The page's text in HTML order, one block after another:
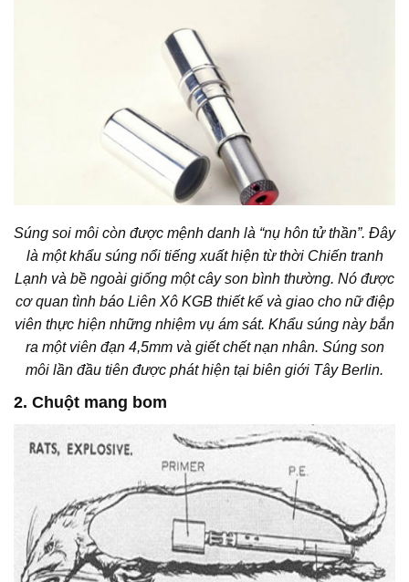
Súng soi môi còn được mệnh danh là “nụ hôn tử thần”. Đây
là một khẩu súng nổi tiếng xuất hiện từ thời Chiến tranh
Lạnh và bề ngoài giống một cây son bình thường. Nó được
cơ quan tình báo Liên Xô KGB thiết kế và giao cho nữ điệp
viên thực hiện những nhiệm vụ ám sát. Khẩu súng này bắn
ra một viên đạn 4,5mm và giết chết nạn nhân. Súng son
môi lần đầu tiên được phát hiện tại biên giới Tây Berlin.
2. Chuột mang bom